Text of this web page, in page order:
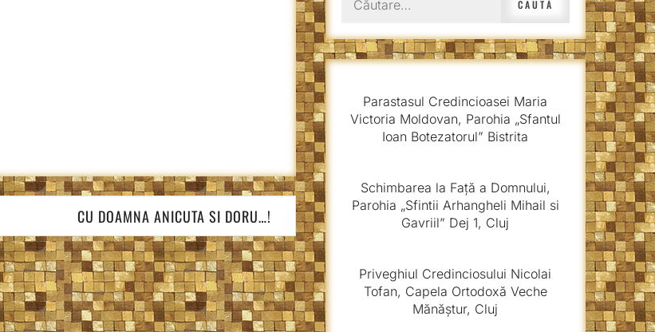
CU DOAMNA ANICUTA SI DORU…!
după:
Parastasul Credincioasei Maria
Victoria Moldovan, Parohia „Sfantul
Ioan Botezatorul” Bistrita
Schimbarea la Față a Domnului,
Parohia „Sfintii Arhangheli Mihail si
Gavriil” Dej 1, Cluj
Priveghiul Credinciosului Nicolai
Tofan, Capela Ortodoxă Veche
Mănăștur, Cluj